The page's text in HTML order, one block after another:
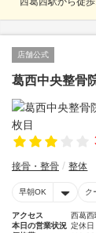
店舗公式
葛西中央整骨
接骨・整骨 整体
早朝OK ク
アクセス
西葛西
本日の営業状況 定休日